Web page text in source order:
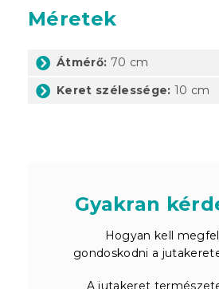
Méretek
Átmérő: 70 cm
Keret szélessége: 10 cm
Gyakran
Hogyan kell
gondoskodni a
A jutakeret